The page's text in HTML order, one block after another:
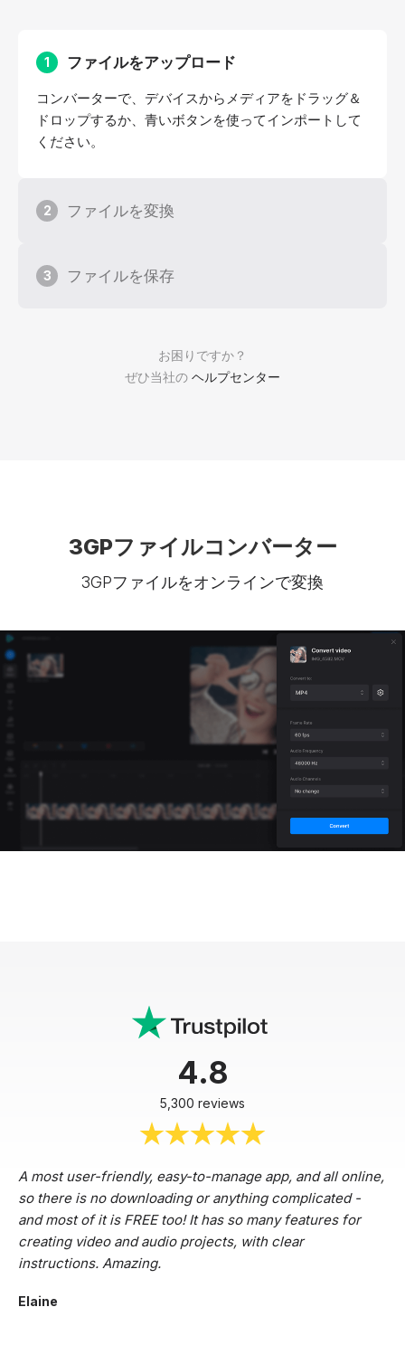
お困りですか？
ぜひ当社の ヘルプセンター
1 ファイルをアップロード
コンバーターで、デバイスからメディアをドラッグ＆
ドロップするか、青いボタンを使ってインポートして
ください。
2 ファイルを変換
3 ファイルを保存
3GPファイルコンバーター
3GPファイルをオンラインで変換
4.8
5,300 reviews
A most user-friendly, easy-to-manage app, and all online,
so there is no downloading or anything complicated -
and most of it is FREE too! It has so many features for
creating video and audio projects, with clear
instructions. Amazing.
Elaine